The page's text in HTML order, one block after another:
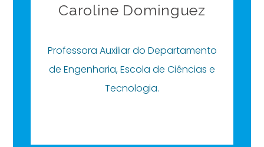
Caroline Dominguez
Professora Auxiliar do Departamento
de Engenharia, Escola de Ciências e
Tecnologia.